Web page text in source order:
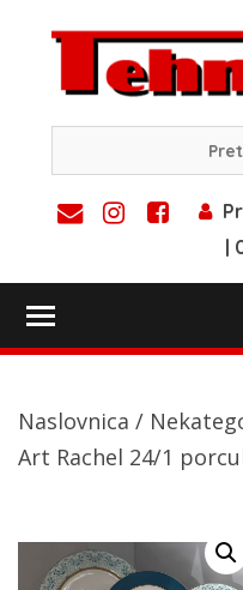
content
|
Naslovnica /
Art Rachel 24/1